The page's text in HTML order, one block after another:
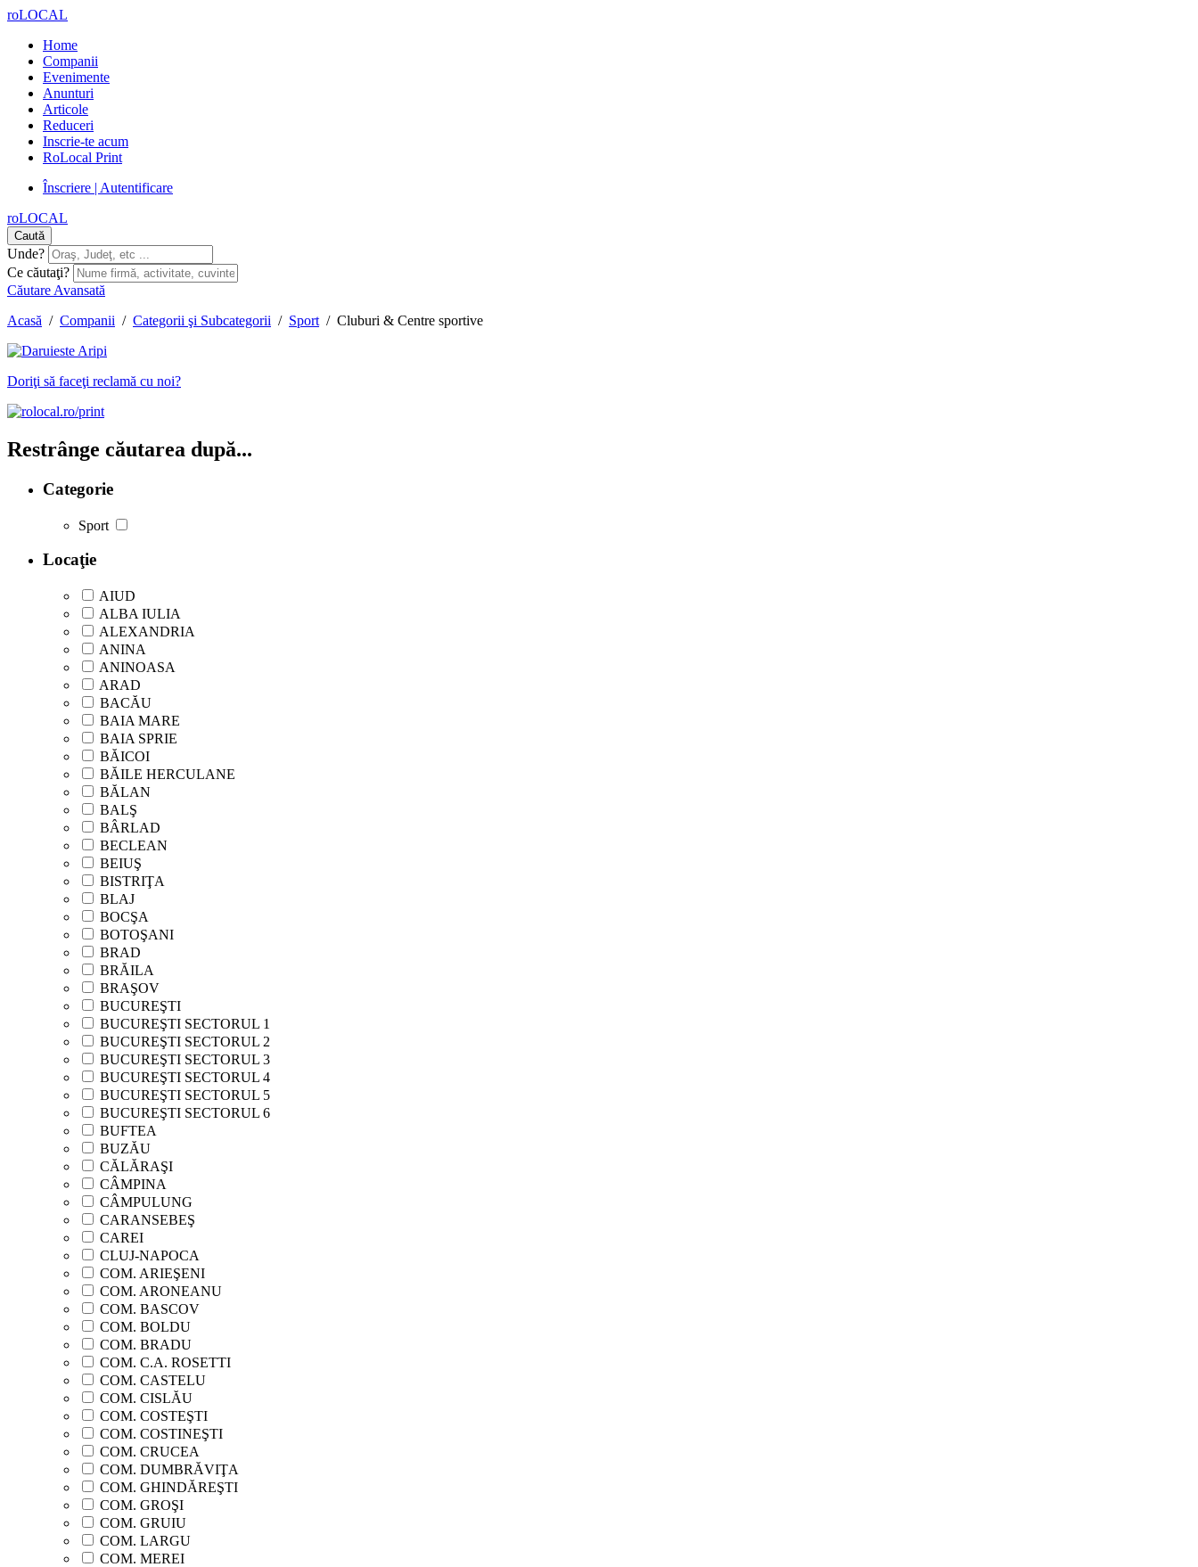
roLOCAL
Home
Companii
Evenimente
Anunturi
Articole
Reduceri
Inscrie-te acum
RoLocal Print
Înscriere | Autentificare
roLOCAL
Caută
Unde?
Ce căutaţi?
Căutare Avansată
Acasă / Companii / Categorii şi Subcategorii / Sport / Cluburi & Centre sportive
Doriţi să faceţi reclamă cu noi?
Restrânge căutarea după...
Categorie
Sport
Locaţie
AIUD
ALBA IULIA
ALEXANDRIA
ANINA
ANINOASA
ARAD
BACĂU
BAIA MARE
BAIA SPRIE
BĂICOI
BĂILE HERCULANE
BĂLAN
BALŞ
BÂRLAD
BECLEAN
BEIUŞ
BISTRIŢA
BLAJ
BOCŞA
BOTOŞANI
BRAD
BRĂILA
BRAŞOV
BUCUREŞTI
BUCUREŞTI SECTORUL 1
BUCUREŞTI SECTORUL 2
BUCUREŞTI SECTORUL 3
BUCUREŞTI SECTORUL 4
BUCUREŞTI SECTORUL 5
BUCUREŞTI SECTORUL 6
BUFTEA
BUZĂU
CĂLĂRAŞI
CÂMPINA
CÂMPULUNG
CARANSEBEŞ
CAREI
CLUJ-NAPOCA
COM. ARIEŞENI
COM. ARONEANU
COM. BASCOV
COM. BOLDU
COM. BRADU
COM. C.A. ROSETTI
COM. CASTELU
COM. CISLĂU
COM. COSTEŞTI
COM. COSTINEŞTI
COM. CRUCEA
COM. DUMBRĂVIŢA
COM. GHINDĂREŞTI
COM. GROŞI
COM. GRUIU
COM. LARGU
COM. MEREI